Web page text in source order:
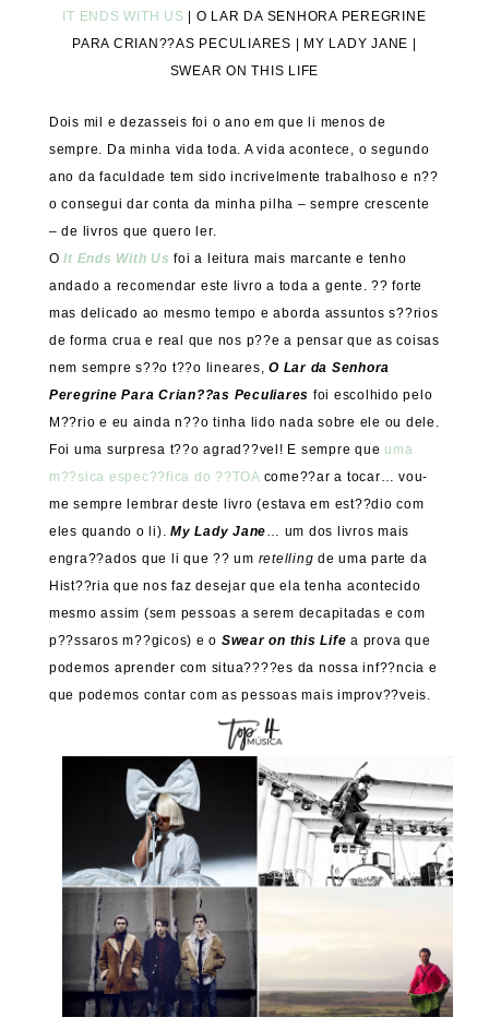
IT ENDS WITH US | O LAR DA SENHORA PEREGRINE
PARA CRIAN??AS PECULIARES | MY LADY JANE |
SWEAR ON THIS LIFE
Dois mil e dezasseis foi o ano em que li menos de
sempre. Da minha vida toda. A vida acontece, o segundo
ano da faculdade tem sido incrivelmente trabalhoso e n??
o consegui dar conta da minha pilha – sempre crescente
– de livros que quero ler.
OIt Ends With Us foi a leitura mais marcante e tenho
andado a recomendar este livro a toda a gente. ?? forte
mas delicado ao mesmo tempo e aborda assuntos s??rios
de forma crua e real que nos p??e a pensar que as coisas
nem sempre s??o t??o lineares,O Lar da Senhora
Peregrine Para Crian??as Peculiares foi escolhido pelo
M??rio e eu ainda n??o tinha lido nada sobre ele ou dele.
Foi uma surpresa t??o agrad??vel! E sempre que uma
m??sica espec??fica do ??TOAcome??ar a tocar… vou-
me sempre lembrar deste livro (estava em est??dio com
eles quando o li).My Lady Jane … um dos livros mais
engra??ados que li que ?? um retelling de uma parte da
Hist??ria que nos faz desejar que ela tenha acontecido
mesmo assim (sem pessoas a serem decapitadas e com
p??ssaros m??gicos) e o Swear on this Lifea prova que
podemos aprender com situa????es da nossa inf??ncia e
que podemos contar com as pessoas mais improv??veis.